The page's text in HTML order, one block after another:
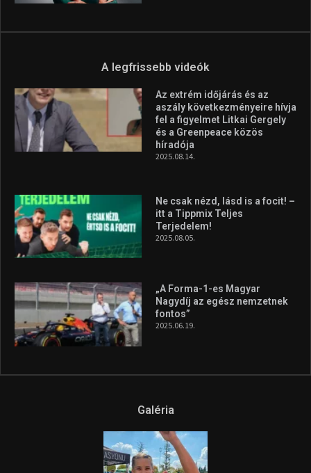
A legfrissebb videók
Az extrém időjárás és az
aszály következményeire hívja
fel a figyelmet Litkai Gergely
és a Greenpeace közös
híradója
2025.08.14.
Ne csak nézd, lásd is a focit! –
itt a Tippmix Teljes
Terjedelem!
2025.08.05.
„A Forma-1-es Magyar
Nagydíj az egész nemzetnek
fontos”
2025.06.19.
Galéria